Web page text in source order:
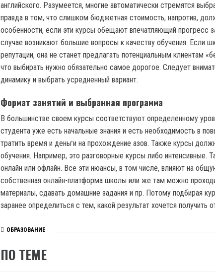
английского. Разумеется, многие автоматически стремятся
правда в том, что слишком бюджетная стоимость, напротив,
особенности, если эти курсы обещают впечатляющий прогресс
случае возникают большие вопросы к качеству обучения. Если
репутации, она не станет предлагать потенциальным клиентам
что выбирать нужно обязательно самое дорогое. Следует
динамику и выбрать усредненный вариант.
Формат занятий и выбранная программа
В большинстве своем курсы соответствуют определенному
студента уже есть начальные знания и есть необходимость в
тратить время и деньги на прохождение азов. Также курсы
обучения. Например, это разговорные курсы либо интенсивные.
онлайн или офлайн. Все эти нюансы, в том числе, влияют на
собственная онлайн-платформа школы или же там можно
материалы, сдавать домашние задания и пр. Потому подбирая
заранее определиться с тем, какой результат хочется получить
ОБРАЗОВАНИЕ
ПО ТЕМЕ